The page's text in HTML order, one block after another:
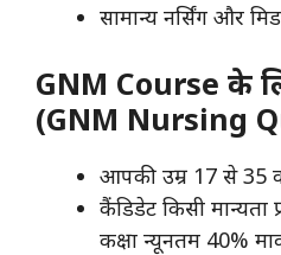
सामान्य नर्सिंग और
GNM Course के
(GNM Nursing
आपकी उम्र 17 से 35
कैंडिडेट किसी मान्यता
कक्षा न्यूनतम 40%